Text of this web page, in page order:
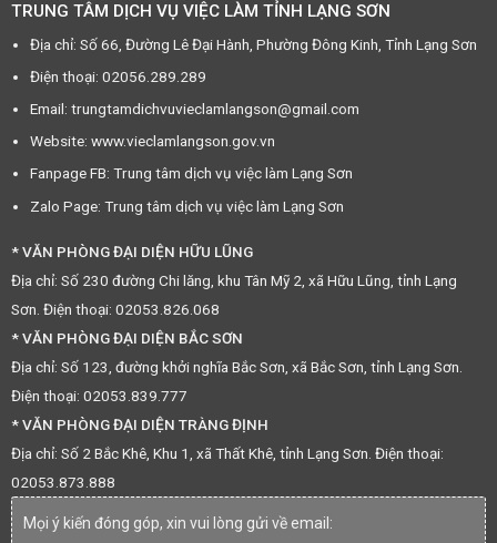
TRUNG TÂM DỊCH VỤ VIỆC LÀM TỈNH LẠNG SƠN
Địa chỉ: Số 66, Đường Lê Đại Hành, Phường Đông Kinh, Tỉnh Lạng Sơn
Điện thoại: 02056.289.289
Email: trungtamdichvuvieclamlangson@gmail.com
Website: www.vieclamlangson.gov.vn
Fanpage FB: Trung tâm dịch vụ việc làm Lạng Sơn
Zalo Page: Trung tâm dịch vụ việc làm Lạng Sơn
* VĂN PHÒNG ĐẠI DIỆN HỮU LŨNG
Địa chỉ: Số 230 đường Chi lăng, khu Tân Mỹ 2, xã Hữu Lũng, tỉnh Lạng
Sơn. Điện thoại: 02053.826.068
* VĂN PHÒNG ĐẠI DIỆN BẮC SƠN
Địa chỉ: Số 123, đường khởi nghĩa Bắc Sơn, xã Bắc Sơn, tỉnh Lạng Sơn.
Điện thoại: 02053.839.777
* VĂN PHÒNG ĐẠI DIỆN TRÀNG ĐỊNH
Địa chỉ: Số 2 Bắc Khê, Khu 1, xã Thất Khê, tỉnh Lạng Sơn. Điện thoại:
02053.873.888
Mọi ý kiến đóng góp, xin vui lòng gửi về email: